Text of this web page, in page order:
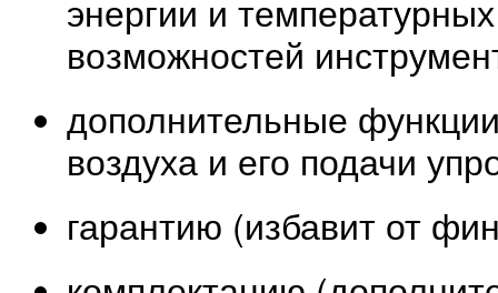
энергии и
возможностей
дополнительные
воздуха и его подачи
гарантию (избавит от